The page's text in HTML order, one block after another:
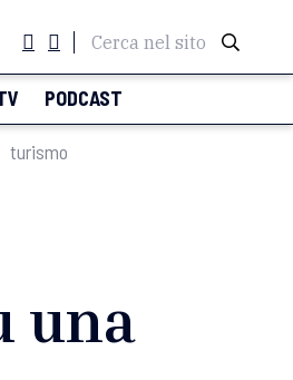
Cerca nel sito
PODCAST
turismo
una